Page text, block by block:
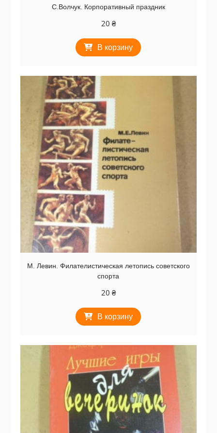
С.Волчук. Корпоративный праздник
20 ₴
В корзину
М. Левин. Филателистическая летопись советского
спорта
20 ₴
В корзину